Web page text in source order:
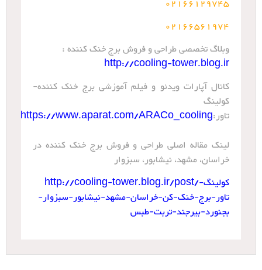
02166129745
02166561974
وبلاگ تخصصی طراحی و فروش برج خنک کننده :
http://cooling-tower.blog.ir
کانال آپارات ویدئو و فیلم آموزشی برج خنک کننده-
کولینگ
تاور:https://www.aparat.com/ARACo_cooling
لینک مقاله اصلی طراحی و فروش برج خنک کننده در
خراسان، مشهد، نیشابور، سبزوار
http://cooling-tower.blog.ir/post/کولینگ-
تاور-برج-خنک-کن-خراسان-مشهد-نیشابور-سبزوار-
بجنورد-بیرجند-تربت-طبس